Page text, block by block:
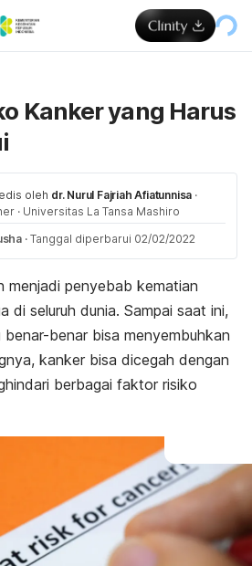
Kanker yang Harus
oleh dr. Nurul Fajriah Afiatunnisa ·
· Universitas La Tansa Mashiro
· Tanggal diperbarui 02/02/2022
menjadi penyebab kematian
di seluruh dunia. Sampai saat ini,
benar bisa menyembuhkan
kanker bisa dicegah dengan
berbagai faktor risiko